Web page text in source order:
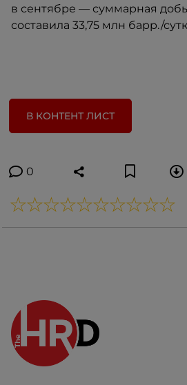
в сентябре — суммарная
составила 33,75 млн барр./
В КОНТЕНТ ЛИСТ
0